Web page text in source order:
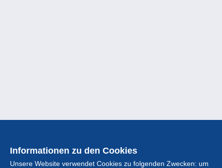
Informationen zu den Cookies
Unsere Website verwendet Cookies zu folgenden Zwecken: um